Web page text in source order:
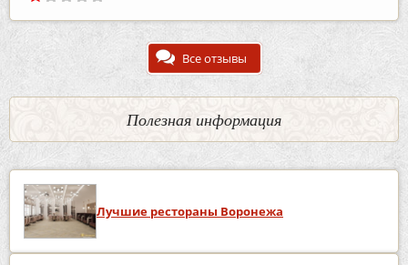
Все отзывы
Полезная информация
Лучшие рестораны Воронежа